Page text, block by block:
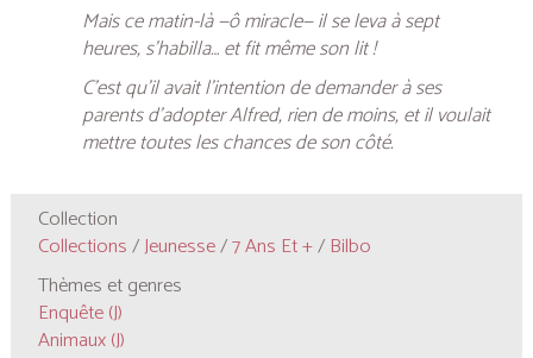
Mais ce matin-là —ô miracle— il se leva à sept
heures, s’habilla… et fit même son lit !
C’est qu’il avait l’intention de demander à ses
parents d’adopter Alfred, rien de moins, et il voulait
mettre toutes les chances de son côté.
Collection
Collections/Jeunesse/7 Ans Et +/ Bilbo
Thèmes et genres
Enquête (J)
Animaux (J)